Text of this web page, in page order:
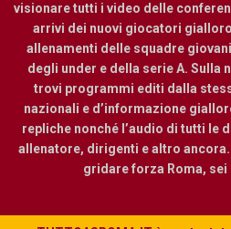
visionare tutti i video delle
arrivi dei nuovi giocatori
allenamenti delle squadre
degli under e della serie A. Sulla
trovi programmi editi dalla
nazionali e d’informazione
repliche nonché l’audio di tutti le
allenatore, dirigenti e altro
gridare forza Roma,